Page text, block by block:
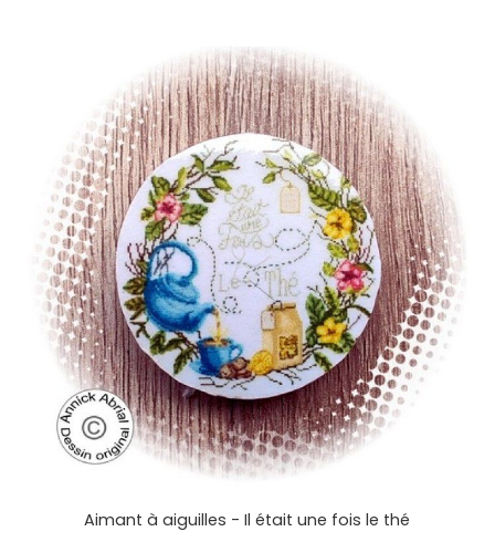
Aimant à aiguilles - Il était une fois le thé